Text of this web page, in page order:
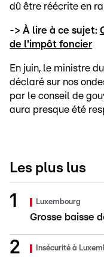
dû être réécrite en
-> À lire à ce sujet:
de l'impôt foncier
En juin, le ministre
déclaré sur nos
par le conseil de
aura presque été
Les plus lus
Luxembourg
Grosse baisse
Insécurité à